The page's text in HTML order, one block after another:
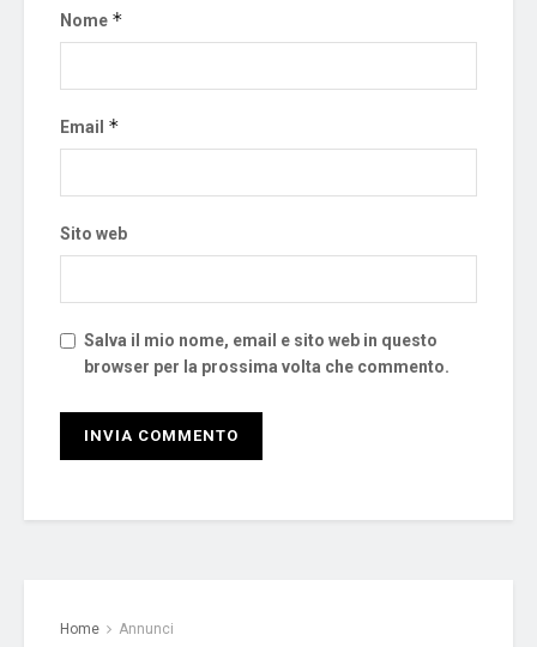
Nome *
Email *
Sito web
Salva il mio nome, email e sito web in questo
browser per la prossima volta che commento.
Home Annunci